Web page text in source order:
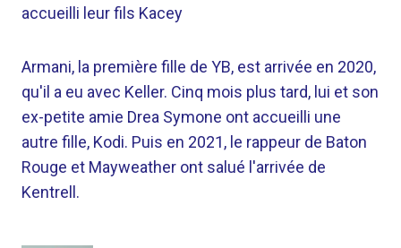
accueilli leur fils Kacey
Armani, la première fille de YB, est arrivée en 2020,
qu'il a eu avec Keller. Cinq mois plus tard, lui et son
ex-petite amie Drea Symone ont accueilli une
autre fille, Kodi. Puis en 2021, le rappeur de Baton
Rouge et Mayweather ont salué l'arrivée de
Kentrell.